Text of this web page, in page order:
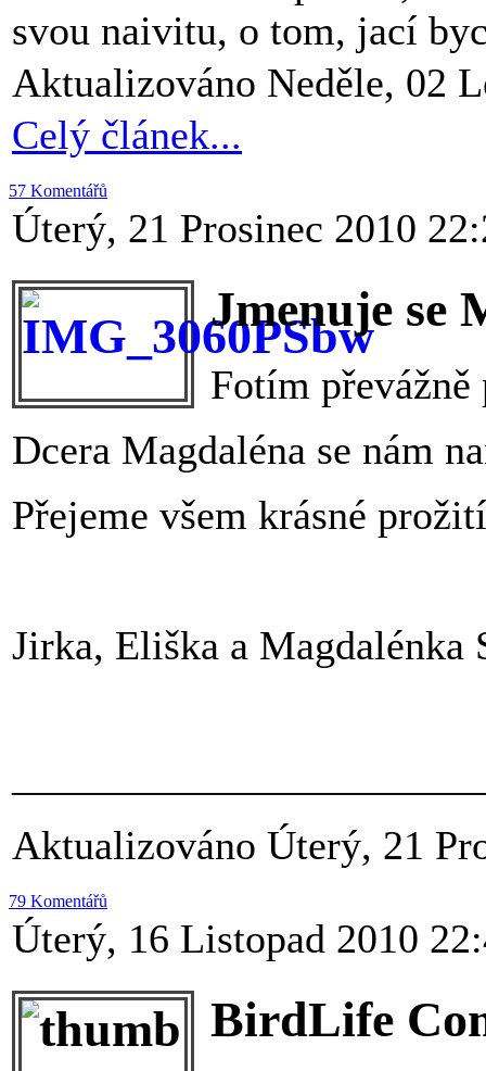
svou naivitu, o tom, jací
Aktualizováno Neděle, 02
Celý článek...
57 Komentářů
Úterý, 21 Prosinec 2010
Jmenuje se
Fotím
Dcera Magdaléna se nám
Přejeme všem krásné
Jirka, Eliška a Magdalénka
Aktualizováno Úterý, 21
79 Komentářů
Úterý, 16 Listopad 2010
BirdLife